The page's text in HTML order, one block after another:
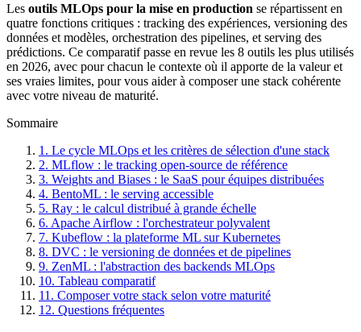
Les outils MLOps pour la mise en production se répartissent en
quatre fonctions critiques : tracking des expériences, versioning des
données et modèles, orchestration des pipelines, et serving des
prédictions. Ce comparatif passe en revue les 8 outils les plus utilisés
en 2026, avec pour chacun le contexte où il apporte de la valeur et
ses vraies limites, pour vous aider à composer une stack cohérente
avec votre niveau de maturité.
Sommaire
1. Le cycle MLOps et les critères de sélection d'une stack
2. MLflow : le tracking open-source de référence
3. Weights and Biases : le SaaS pour équipes distribuées
4. BentoML : le serving accessible
5. Ray : le calcul distribué à grande échelle
6. Apache Airflow : l'orchestrateur polyvalent
7. Kubeflow : la plateforme ML sur Kubernetes
8. DVC : le versioning de données et de pipelines
9. ZenML : l'abstraction des backends MLOps
10. Tableau comparatif
11. Composer votre stack selon votre maturité
12. Questions fréquentes